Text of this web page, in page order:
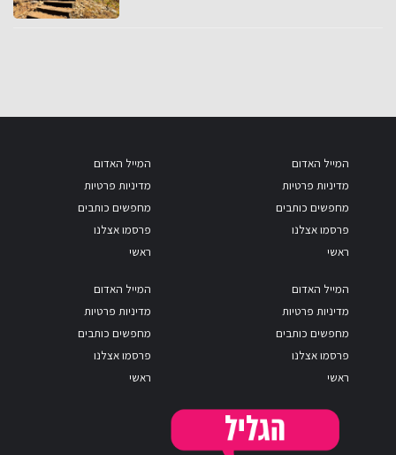
המייל האדום
מדיניות פרטיות
מחפשים כותבים
פרסמו אצלנו
ראשי
המייל האדום
מדיניות פרטיות
מחפשים כותבים
פרסמו אצלנו
ראשי
המייל האדום
מדיניות פרטיות
מחפשים כותבים
פרסמו אצלנו
ראשי
המייל האדום
מדיניות פרטיות
מחפשים כותבים
פרסמו אצלנו
ראשי